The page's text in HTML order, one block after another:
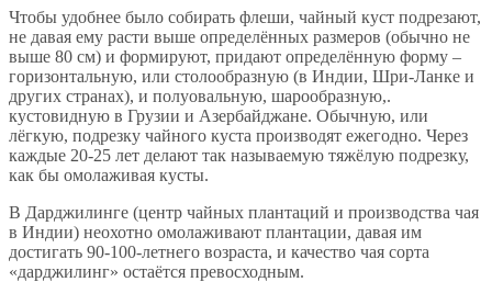
Чтобы удобнее было собирать флеши, чайный куст подрезают,
не давая ему расти выше определённых размеров (обычно не
выше 80 см) и формируют, придают определённую форму –
горизонтальную, или столообразную (в Индии, Шри-Ланке и
других странах), и полуовальную, шарообразную,.
кустовидную в Грузии и Азербайджане. Обычную, или
лёгкую, подрезку чайного куста производят ежегодно. Через
каждые 20-25 лет делают так называемую тяжёлую подрезку,
как бы омолаживая кусты.
В Дарджилинге (центр чайных плантаций и производства чая
в Индии) неохотно омолаживают плантации, давая им
достигать 90-100-летнего возраста, и качество чая сорта
«дарджилинг» остаётся превосходным.